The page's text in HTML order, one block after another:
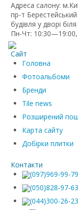
Адреса салону:
пр-т
будівля у дворі
Пн-Чт:
Сайт
Головна
Фотоальбоми
Бренди
Tile news
Розширений
Карта сайту
Добірки плитки
Контакти
(097)969-99-79
(050)828-97-63
(044)300-26-23